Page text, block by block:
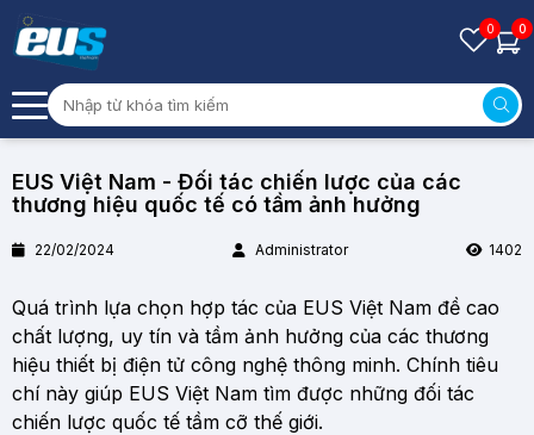
0 0
EUS Việt Nam - Đối tác chiến lược của các
thương hiệu quốc tế có tầm ảnh hưởng
22/02/2024 Administrator 1402
Quá trình lựa chọn hợp tác của EUS Việt Nam đề cao
chất lượng, uy tín và tầm ảnh hưởng của các thương
hiệu thiết bị điện tử công nghệ thông minh. Chính tiêu
chí này giúp EUS Việt Nam tìm được những đối tác
chiến lược quốc tế tầm cỡ thế giới.